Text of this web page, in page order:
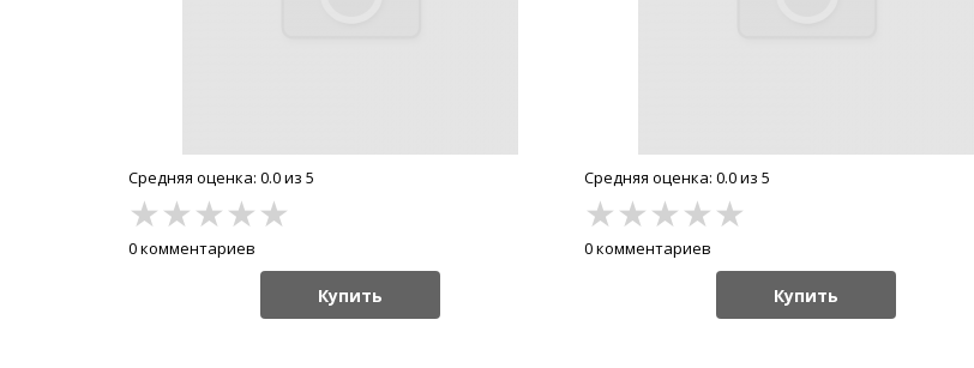
Средняя оценка: 0.0 из 5
★★★★★
0 комментариев
Купить
Средняя оценка: 0.0 из 5
★★★★★
0 комментариев
Купить